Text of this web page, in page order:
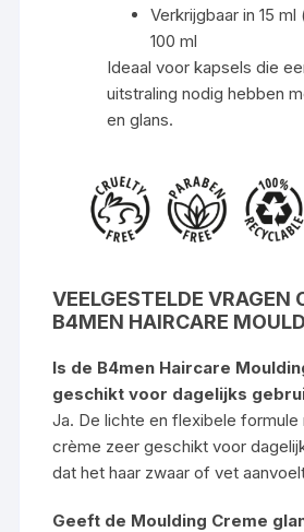
Verkrijgbaar in 15
100 ml
Ideaal voor kapsels die
uitstraling nodig hebben
en glans.
VEELGESTELDE VRAGEN
B4MEN HAIRCARE
Is de B4men Haircare
geschikt voor dagelijks
Ja. De lichte en flexibele formule
crème zeer geschikt voor
dat het haar zwaar of vet
Geeft de Moulding Creme